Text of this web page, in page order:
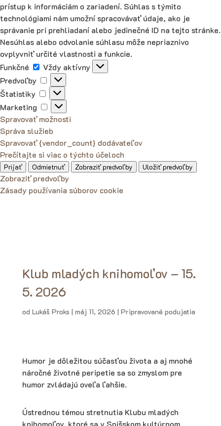
prístup k informáciám o zariadení. Súhlas s týmito
technológiami nám umožní spracovávať údaje, ako je
správanie pri prehliadaní alebo jedinečné ID na tejto stránke.
Nesúhlas alebo odvolanie súhlasu môže nepriaznivo
ovplyvniť určité vlastnosti a funkcie.
Funkčné
Funkčné
Vždy aktívny
Predvoľby
Predvoľby
Štatistiky
Štatistiky
Marketing
Marketing
Spravovať možnosti
Správa služieb
Spravovať {vendor_count} dodávateľov
Prečítajte si viac o týchto účeloch
Prijať Odmietnuť Zobraziť predvoľby Uložiť predvoľby
Zobraziť predvoľby
Zásady používania súborov cookie
Klub mladých knihomoľov – 15.
5. 2026
od Lukáš Proks | máj 11, 2026 | Pripravované podujatia
Humor je dôležitou súčasťou života a aj mnohé
náročné životné peripetie sa so zmyslom pre
humor zvládajú oveľa ľahšie.
Ústrednou témou stretnutia Klubu mladých
knihomoľov, ktoré sa v Spišskom kultúrnom